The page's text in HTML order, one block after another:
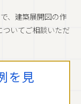
、建築展開図の作
ついてご相談いただ
を見